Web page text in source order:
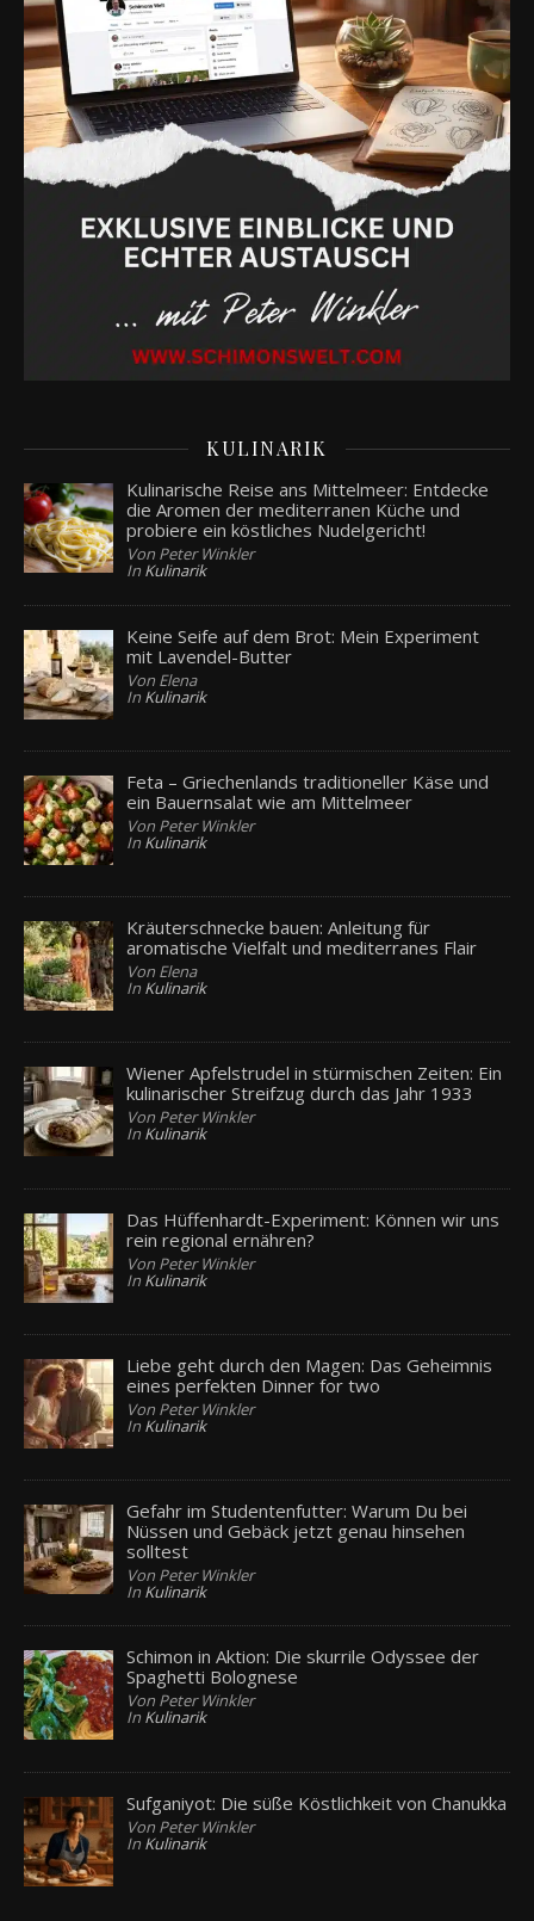
KULINARIK
Kulinarische Reise ans Mittelmeer: Entdecke
die Aromen der mediterranen Küche und
probiere ein köstliches Nudelgericht!
Von Peter Winkler
In Kulinarik
Keine Seife auf dem Brot: Mein Experiment
mit Lavendel-Butter
Von Elena
In Kulinarik
Feta – Griechenlands traditioneller Käse und
ein Bauernsalat wie am Mittelmeer
Von Peter Winkler
In Kulinarik
Kräuterschnecke bauen: Anleitung für
aromatische Vielfalt und mediterranes Flair
Von Elena
In Kulinarik
Wiener Apfelstrudel in stürmischen Zeiten: Ein
kulinarischer Streifzug durch das Jahr 1933
Von Peter Winkler
In Kulinarik
Das Hüffenhardt-Experiment: Können wir uns
rein regional ernähren?
Von Peter Winkler
In Kulinarik
Liebe geht durch den Magen: Das Geheimnis
eines perfekten Dinner for two
Von Peter Winkler
In Kulinarik
Gefahr im Studentenfutter: Warum Du bei
Nüssen und Gebäck jetzt genau hinsehen
solltest
Von Peter Winkler
In Kulinarik
Schimon in Aktion: Die skurrile Odyssee der
Spaghetti Bolognese
Von Peter Winkler
In Kulinarik
Sufganiyot: Die süße Köstlichkeit von Chanukka
Von Peter Winkler
In Kulinarik